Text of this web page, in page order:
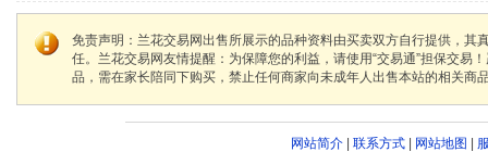
免责声明：兰花交易网出售所展示的品种资料由买卖双方自行提供，
任。兰花交易网友情提醒：为保障您的利益，请使用“交易通”担保交
品，需在家长陪同下购买，禁止任何商家向未成年人出售本站的相关商
网站简介| 联系方式| 网站地图